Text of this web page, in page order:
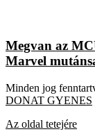
Megvan az
Marvel
Minden jog
DONAT GYENES
Az oldal tetejére